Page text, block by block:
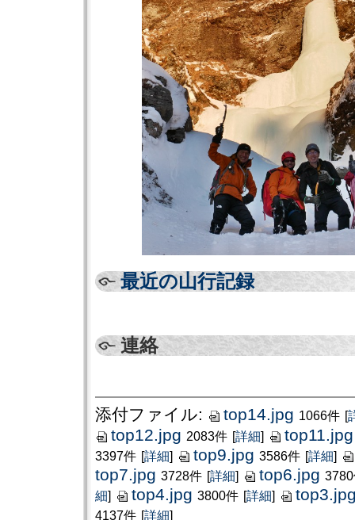
最近の山行記録
連絡
添付ファイル: top14.jpg 1066件 [
top12.jpg 2083件 [詳細] top11.jpg
3397件 [詳細] top9.jpg 3586件 [詳細]
top7.jpg 3728件 [詳細] top6.jpg
細] top4.jpg 3800件 [詳細]
4137件 [詳細]